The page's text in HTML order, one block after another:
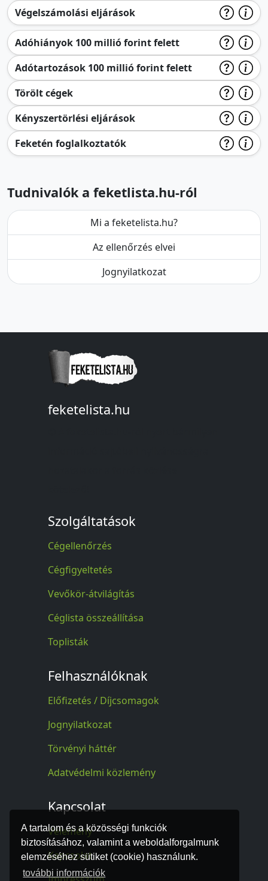
A tartalom és a közösségi funkciók
biztosításához, valamint a weboldalforgalmunk
elemzéséhez sütiket (cookie) használunk.
további információk
Végelszámolási eljárások
Adóhiányok 100 millió forint felett
Adótartozások 100 millió forint felett
Törölt cégek
Kényszertörlési eljárások
Feketén foglalkoztatók
Tudnivalók a feketlista.hu-ról
Mi a feketelista.hu?
Az ellenőrzés elvei
Jognyilatkozat
feketelista.hu
Szolgáltatások
Cégellenőrzés
Cégfigyeltetés
Vevőkör-átvilágítás
Céglista összeállítása
Toplisták
Felhasználóknak
Előfizetés / Díjcsomagok
Jognyilatkozat
Törvényi háttér
Adatvédelmi közlemény
Kapcsolat
Vélemény
Kapcsolat